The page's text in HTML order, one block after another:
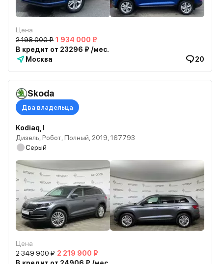
Цена
2 198 000 ₽ 1 934 000 ₽
В кредит от 23296 ₽ /мес.
Москва
20
Skoda
Два владельца
Kodiaq, I
Дизель, Робот, Полный, 2019, 167793
Серый
Цена
2 349 900 ₽ 2 219 900 ₽